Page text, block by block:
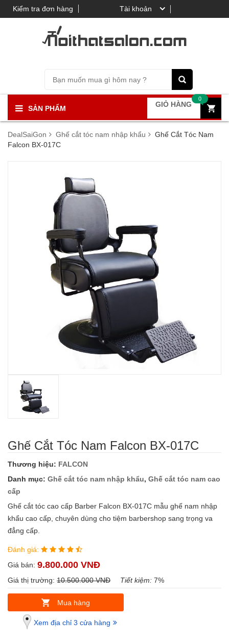
Tài khoản
Kiểm tra đơn hàng
SẢN PHẨM GIỎ HÀNG
0
DealSaiGon Ghế cắt tóc nam nhập khẩu
Ghế Cắt Tóc Nam
Falcon BX-017C
Ghế Cắt Tóc Nam Falcon BX-017C
Thương hiệu: FALCON
Danh mục: Ghế cắt tóc nam nhập khẩu, Ghế cắt tóc nam cao
cấp
Ghế cắt tóc cao cấp Barber Falcon BX-017C mẫu ghế nam nhập
khẩu cao cấp, chuyên dùng cho tiệm barbershop sang trọng va
đẳng cấp.
Đánh giá:
Giá bán: 9.800.000 VNĐ
Giá thị trường: 10.500.000 VNĐ Tiết kiệm: 7%
Mua hàng
Xem địa chỉ 3 cửa hàng